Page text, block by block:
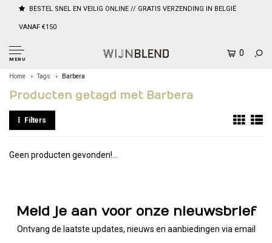
BESTEL SNEL EN VEILIG ONLINE // GRATIS VERZENDING IN BELGIË
VANAF €150
MENU
0
Home Tags Barbera
Producten getagd met Barbera
Filters
Geen producten gevonden!...
Meld je aan voor onze nieuwsbrief
Ontvang de laatste updates, nieuws en aanbiedingen via email